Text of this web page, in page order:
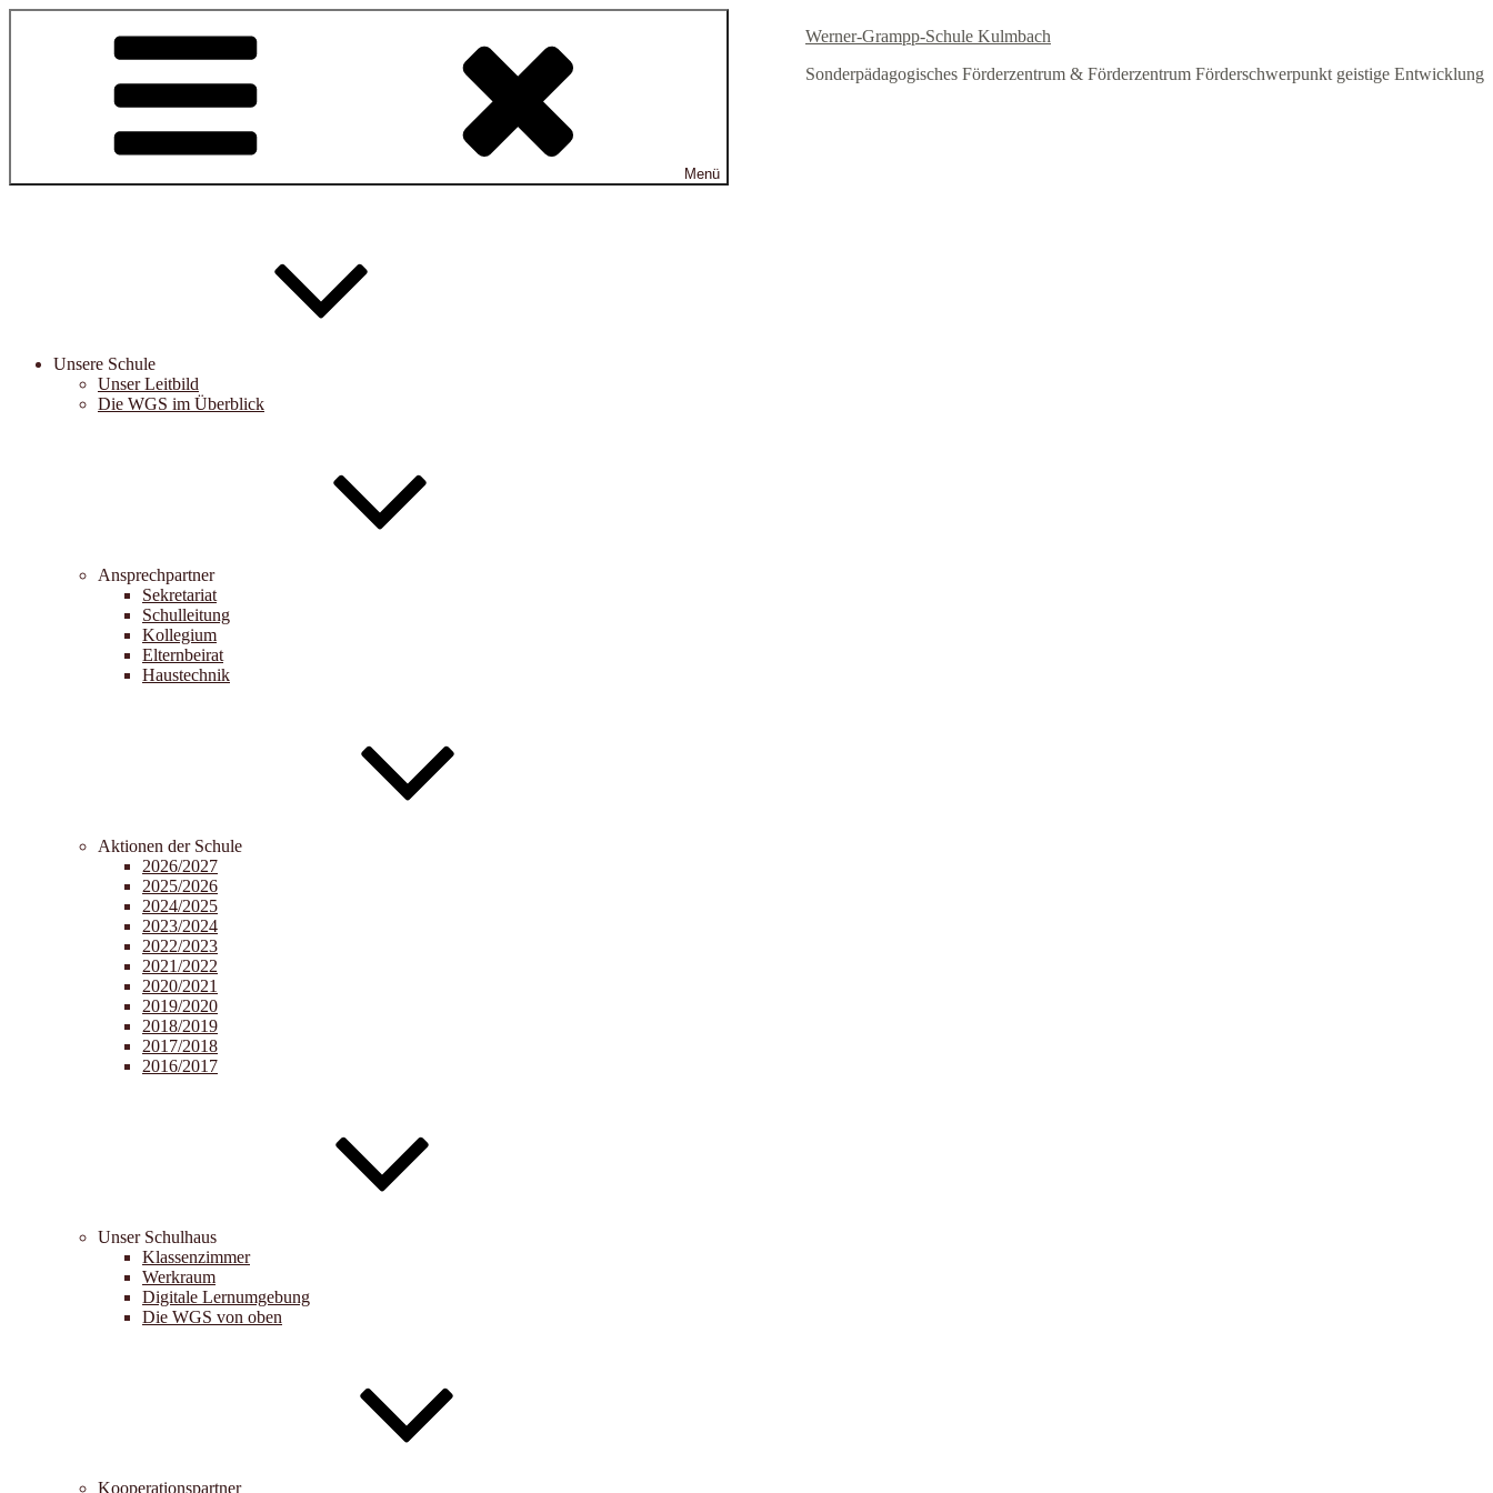
Zum
Werner-Grampp-Schule Kulmbach
Sonderpädagogisches Förderzentrum & Förderzentrum Förderschwerpunkt geistige Entwicklung
Menü
Unsere Schule
Unser Leitbild
Die WGS im Überblick
Ansprechpartner
Sekretariat
Schulleitung
Kollegium
Elternbeirat
Haustechnik
Aktionen der Schule
2026/2027
2025/2026
2024/2025
2023/2024
2022/2023
2021/2022
2020/2021
2019/2020
2018/2019
2017/2018
2016/2017
Unser Schulhaus
Klassenzimmer
Werkraum
Digitale Lernumgebung
Die WGS von oben
Kooperationspartner